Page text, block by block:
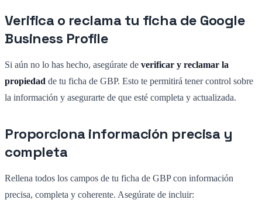
Verifica o reclama tu ficha de Google
Business Profile
Si aún no lo has hecho, asegúrate de verificar y reclamar la
propiedad de tu ficha de GBP. Esto te permitirá tener control sobre
la información y asegurarte de que esté completa y actualizada.
Proporciona información precisa y
completa
Rellena todos los campos de tu ficha de GBP con información
precisa, completa y coherente. Asegúrate de incluir: